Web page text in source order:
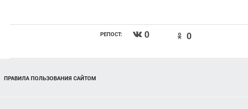
РЕПОСТ: 0 0
ПРАВИЛА ПОЛЬЗОВАНИЯ САЙТОМ